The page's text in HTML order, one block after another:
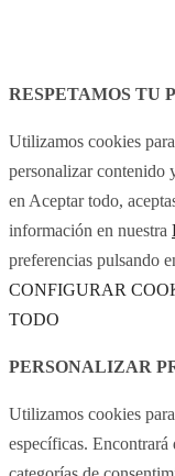
RESPETAMOS TU
Utilizamos cookies
personalizar contenido
en Aceptar todo,
información en nuestra
preferencias pulsando
CONFIGURAR
TODO
PERSONALIZAR
Utilizamos cookies
específicas. Encontrará